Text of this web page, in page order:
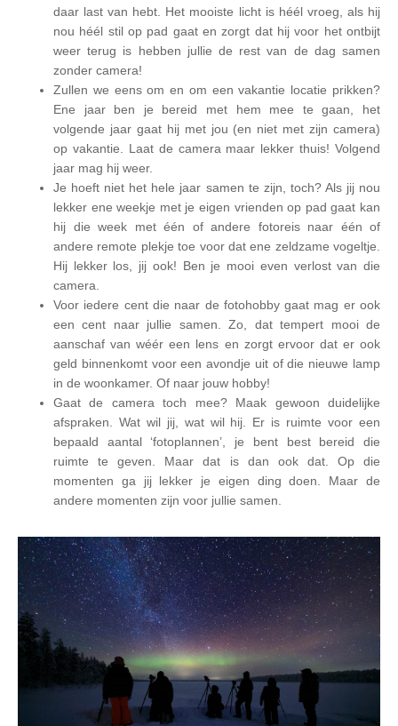
daar last van hebt. Het mooiste licht is héél vroeg, als hij
nou héél stil op pad gaat en zorgt dat hij voor het ontbijt
weer terug is hebben jullie de rest van de dag samen
zonder camera!
Zullen we eens om en om een vakantie locatie prikken?
Ene jaar ben je bereid met hem mee te gaan, het
volgende jaar gaat hij met jou (en niet met zijn camera)
op vakantie. Laat de camera maar lekker thuis! Volgend
jaar mag hij weer.
Je hoeft niet het hele jaar samen te zijn, toch? Als jij nou
lekker ene weekje met je eigen vrienden op pad gaat kan
hij die week met één of andere fotoreis naar één of
andere remote plekje toe voor dat ene zeldzame vogeltje.
Hij lekker los, jij ook! Ben je mooi even verlost van die
camera.
Voor iedere cent die naar de fotohobby gaat mag er ook
een cent naar jullie samen. Zo, dat tempert mooi de
aanschaf van wéér een lens en zorgt ervoor dat er ook
geld binnenkomt voor een avondje uit of die nieuwe lamp
in de woonkamer. Of naar jouw hobby!
Gaat de camera toch mee? Maak gewoon duidelijke
afspraken. Wat wil jij, wat wil hij. Er is ruimte voor een
bepaald aantal ‘fotoplannen’, je bent best bereid die
ruimte te geven. Maar dat is dan ook dat. Op die
momenten ga jij lekker je eigen ding doen. Maar de
andere momenten zijn voor jullie samen.